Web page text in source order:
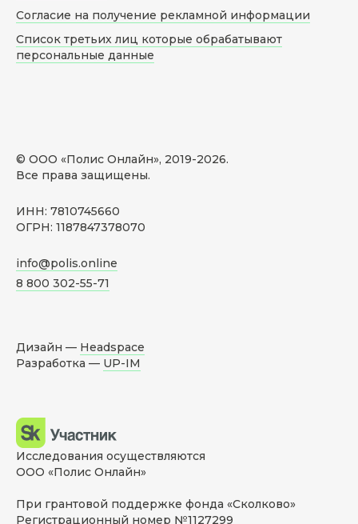
© ООО «Полис Онлайн», 2019-2026.
Все права защищены.
ИНН: 7810745660
ОГРН: 1187847378070
info@polis.online
8 800 302-55-71
Согласие на получение рекламной информации
Список третьих лиц которые обрабатывают
персональные данные
Дизайн — Headspace
Разработка — UP-IM
Исследования осуществляются
ООО «Полис Онлайн»
При грантовой поддержке фонда «Сколково»
Регистрационный номер №1127299